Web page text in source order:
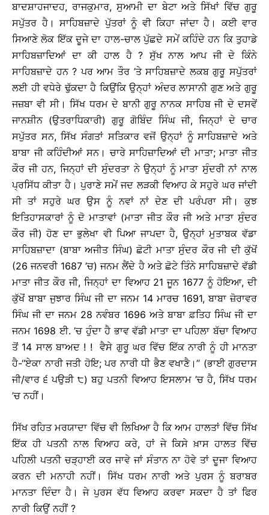
ਬਾਦਸ਼ਾਹਜਾਦਹ, ਰਾਜਕੁਮਾਰ, ਸੁਆਮੀ ਦਾ ਬੇਟਾ ਅਤੇ ਸਿੱਖਾਂ ਵਿੱਚ ਗੁਰੂ
ਸਪੁੱਤਰ ਹੈ। ਸਾਹਿਬਜ਼ਾਦੇ ਪੁੱਤਰਾਂ ਨੂੰ ਵੀ ਕਿਹਾ ਜਾਂਦਾ ਹੈ। ਕਈ ਵਾਰ
ਸਿਆਣੇ ਲੋਕ ਇੱਕ ਦੂਜੇ ਦਾ ਹਾਲ-ਚਾਲ ਪੁੱਛਦੇ ਸਮੇਂ ਕਹਿੰਦੇ ਹਨ ਕਿ ਤੁਹਾਡੇ
ਸਾਹਿਬਜ਼ਾਦਿਆਂ ਦਾ ਕੀ ਹਾਲ ਹੈ ? ਸੁੱਖ ਨਾਲ ਆਪ ਜੀ ਦੇ ਕਿੰਨੇ
ਸਾਹਿਬਜ਼ਾਦੇ ਹਨ ? ਪਰ ਆਮ ਤੌਰ ’ਤੇ ਸਾਹਿਬਜ਼ਾਦੇ ਲਕਬ ਗੁਰੂ ਸਪੁੱਤਰਾਂ
ਲਈ ਹੀ ਵਧੇਰੇ ਢੁੱਕਦਾ ਹੈ ਕਿਉਂਕਿ ਉਨ੍ਹਾਂ ਅੰਦਰ ਲਾਸਾਨੀ ਗੁਣ ਅਤੇ ਗੁਰੂ
ਜਜ਼ਬਾ ਵੀ ਸੀ। ਸਿੱਖ ਧਰਮ ਦੇ ਬਾਨੀ ਗੁਰੂ ਨਾਨਕ ਸਾਹਿਬ ਜੀ ਦੇ ਦਸਵੇਂ
ਜਾਨਸ਼ੀਨ (ਉਤਰਾਧਿਕਾਰੀ) ਗੁਰੂ ਗੋਬਿੰਦ ਸਿੰਘ ਜੀ, ਜਿਨ੍ਹਾਂ ਦੇ ਚਾਰ
ਸਪੁੱਤਰ ਸਨ, ਸਿੱਖ ਸੰਗਤਾਂ ਸਤਿਕਾਰ ਵਜੋਂ ਉਨ੍ਹਾਂ ਨੂੰ ਸਾਹਿਬਜ਼ਾਦੇ ਅਤੇ
ਬਾਬਾ ਜੀ ਕਹਿੰਦੀਆਂ ਸਨ। ਚਾਰੇ ਸਾਹਿਜ਼ਾਦਿਆਂ ਦੀ ਮਾਤਾ; ਮਾਤਾ ਜੀਤ
ਕੌਰ ਜੀ ਹਨ, ਜਿਨ੍ਹਾਂ ਦੀ ਸੁੰਦਰਤਾ ਨੇ ਉਨ੍ਹਾਂ ਨੂੰ ਮਾਤਾ ਸੁੰਦਰੀ ਨਾਂ ਨਾਲ
ਪ੍ਰਸਿੱਧ ਕੀਤਾ ਹੈ। ਪੁਰਾਣੇ ਸਮੇਂ ਜਦ ਲੜਕੀ ਵਿਆਹ ਕੇ ਸਹੁਰੇ ਘਰ ਜਾਂਦੀ
ਸੀ ਤਾਂ ਸਹੁਰੇ ਘਰ ਉਸ ਨੂੰ ਨਵਾਂ ਨਾਂ ਦੇਣ ਦੀ ਪਰੰਪਰਾ ਸੀ। ਕੁਝ
ਇਤਿਹਾਸਕਾਰਾਂ ਨੂੰ ਦੋ ਮਾਤਾਵਾਂ (ਮਾਤਾ ਜੀਤ ਕੌਰ ਜੀ ਅਤੇ ਮਾਤਾ ਸੁੰਦਰ
ਕੌਰ ਜੀ) ਹੋਣ ਦਾ ਭੁਲੇਖਾ ਵੀ ਪਿਆ ਜਾਪਦਾ ਹੈ, ਉਨ੍ਹਾਂ ਮੁਤਾਬਕ ਵੱਡਾ
ਸਾਹਿਬਜ਼ਾਦਾ (ਬਾਬਾ ਅਜੀਤ ਸਿੰਘ) ਛੋਟੀ ਮਾਤਾ ਸੁੰਦਰ ਕੌਰ ਜੀ ਦੀ ਕੁੱਖੋਂ
(26 ਜਨਵਰੀ 1687 ’ਚ) ਜਨਮ ਲੈਂਦੇ ਹੈ ਅਤੇ ਛੋਟੇ ਤਿੰਨੇ ਸਾਹਿਬਜ਼ਾਦੇ ਵੱਡੀ
ਮਾਤਾ ਜੀਤ ਕੌਰ ਜੀ, ਜਿਨ੍ਹਾਂ ਦਾ ਵਿਆਹ 21 ਜੂਨ 1677 ਨੂੰ ਹੋਇਆ, ਦੀ
ਕੁੱਖੋਂ ਬਾਬਾ ਜੁਝਾਰ ਸਿੰਘ ਜੀ ਦਾ ਜਨਮ 14 ਮਾਰਚ 1691, ਬਾਬਾ ਜ਼ੋਰਾਵਰ
ਸਿੰਘ ਜੀ ਦਾ ਜਨਮ 28 ਨਵੰਬਰ 1696 ਅਤੇ ਬਾਬਾ ਫ਼ਤਿਹ ਸਿੰਘ ਜੀ ਦਾ
ਜਨਮ 1698 ਈ. ’ਚ ਹੁੰਦਾ ਹੈ ਭਾਵ ਵੱਡੀ ਮਾਤਾ ਦਾ ਪਹਿਲਾ ਬੱਚਾ ਵਿਆਹ
ਤੋਂ 14 ਸਾਲ ਬਾਅਦ ! ! ਵੈਸੇ ਗੁਰੂ ਘਰ ਵਿੱਚ ਇੱਕ ਨਾਰੀ ਨੂੰ ਹੀ ਮਾਨਤਾ
ਹੈ-‘‘ਏਕਾ ਨਾਰੀ ਜਤੀ ਹੋਇ; ਪਰ ਨਾਰੀ ਧੀ ਭੈਣ ਵਖਾਣੈ।’’ (ਭਾਈ ਗੁਰਦਾਸ
ਜੀ/ਵਾਰ ੬ ਪਉੜੀ ੮) ਬਹੁ ਪਤਨੀ ਵਿਆਹ ਇਸਲਾਮ ’ਚ ਹੈ, ਸਿੱਖ ਧਰਮ
’ਚ ਨਹੀਂ।
ਸਿੱਖ ਰਹਿਤ ਮਰਯਾਦਾ ਵਿੱਚ ਵੀ ਲਿਖਿਆ ਹੈ ਕਿ ਆਮ ਹਾਲਤਾਂ ਵਿੱਚ ਸਿੱਖ
ਇੱਕ ਹੀ ਪਤਨੀ ਨਾਲ ਵਿਆਹ ਕਰੇ, ਹਾਂ ਜੇ ਕਿਸੇ ਖ਼ਾਸ ਹਾਲਤ ਵਿੱਚ
ਪਹਿਲੀ ਪਤਨੀ ਚੜ੍ਹਾਈ ਕਰ ਜਾਵੇ ਜਾਂ ਸੰਤਾਨ ਨਾ ਹੋਵੇ ਤਾਂ ਦੂਜਾ ਵਿਆਹ
ਕਰਨ ਦੀ ਮਨਾਹੀ ਨਹੀਂ। ਸਿੱਖ ਧਰਮ ਨਾਰੀ ਅਤੇ ਪੁਰਸ ਨੂੰ ਬਰਾਬਰ
ਮਾਨਤਾ ਦਿੰਦਾ ਹੈ। ਜੇ ਪੁਰਸ ਵੱਧ ਵਿਆਹ ਕਰਵਾ ਸਕਦਾ ਹੈ ਤਾਂ ਫਿਰ
ਨਾਰੀ ਕਿਉਂ ਨਹੀਂ ?